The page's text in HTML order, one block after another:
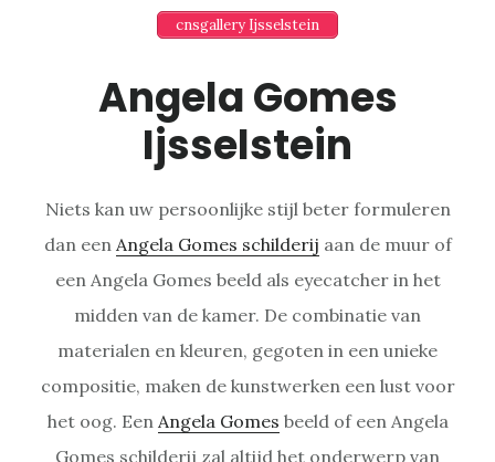
cnsgallery Ijsselstein
Angela Gomes
Ijsselstein
Niets kan uw persoonlijke stijl beter formuleren
dan een Angela Gomes schilderij aan de muur of
een Angela Gomes beeld als eyecatcher in het
midden van de kamer. De combinatie van
materialen en kleuren, gegoten in een unieke
compositie, maken de kunstwerken een lust voor
het oog. Een Angela Gomes beeld of een Angela
Gomes schilderij zal altijd het onderwerp van